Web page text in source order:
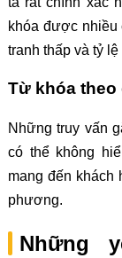
khóa được nhiều
tranh thấp và tỷ
Từ khóa
Những truy vấn
có thể không
mang đến khách
phương.
Những